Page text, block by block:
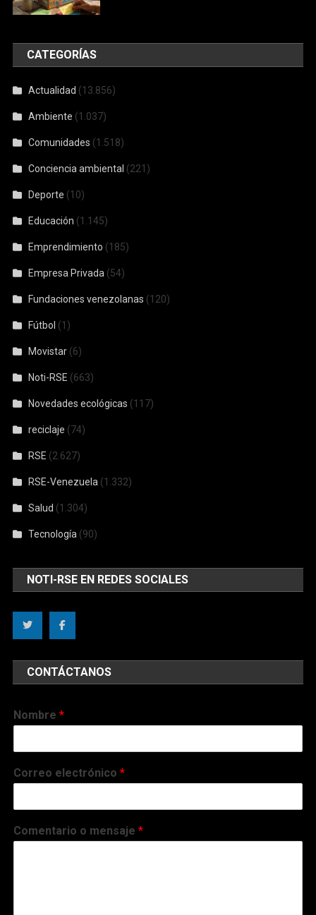
CATEGORÍAS
Actualidad (13.856)
Ambiente (1.037)
Comunidades (1.518)
Conciencia ambiental (221)
Deporte (10)
Educación (1.145)
Emprendimiento (185)
Empresa Privada (54)
Fundaciones venezolanas (120)
Fútbol (1)
Movistar (6)
Noti-RSE (663)
Novedades ecológicas (117)
reciclaje (74)
RSE (2.627)
RSE-Venezuela (1.332)
Salud (1.304)
Tecnología (90)
NOTI-RSE EN REDES SOCIALES
CONTÁCTANOS
Nombre*
Correo electrónico*
Comentario o mensaje*